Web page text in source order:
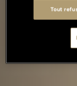
Tout